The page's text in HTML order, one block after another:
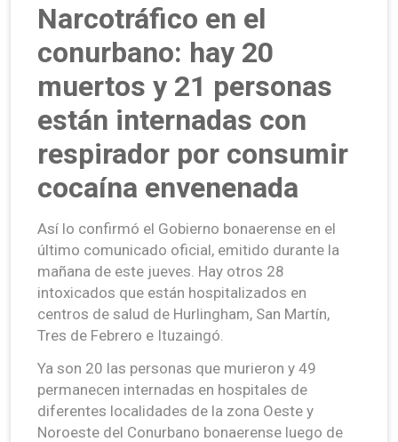
Narcotráfico en el
conurbano: hay 20
muertos y 21 personas
están internadas con
respirador por consumir
cocaína envenenada
Así lo confirmó el Gobierno bonaerense en el
último comunicado oficial, emitido durante la
mañana de este jueves. Hay otros 28
intoxicados que están hospitalizados en
centros de salud de Hurlingham, San Martín,
Tres de Febrero e Ituzaingó.
Ya son 20 las personas que murieron y 49
permanecen internadas en hospitales de
diferentes localidades de la zona Oeste y
Noroeste del Conurbano bonaerense luego de